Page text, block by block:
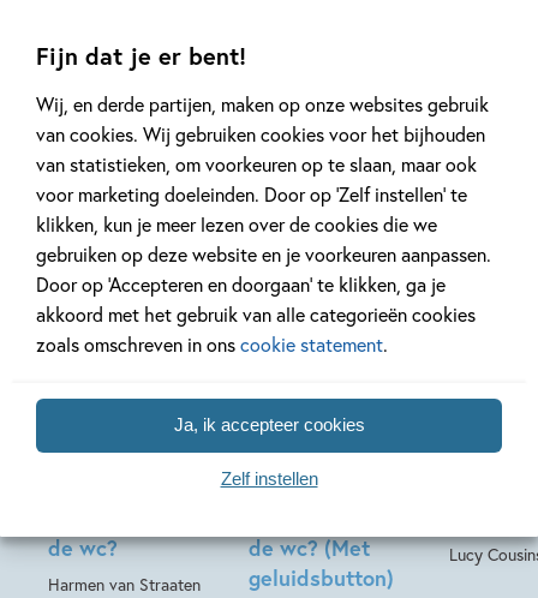
Fijn dat je er bent!
Wij, en derde partijen, maken op onze websites gebruik
van cookies. Wij gebruiken cookies voor het bijhouden
van statistieken, om voorkeuren op te slaan, maar ook
voor marketing doeleinden. Door op ‘Zelf instellen’ te
klikken, kun je meer lezen over de cookies die we
gebruiken op deze website en je voorkeuren aanpassen.
Door op ‘Accepteren en doorgaan’ te klikken, ga je
akkoord met het gebruik van alle categorieën cookies
zoals omschreven in onscookie statement.
Ja, ik accepteer cookies
Zelf instellen
ondeugende
rijmprentenboeken
de wc?
Harmen van Straaten
15,99
Hardcover
Grappige en
ondeugende
rijmprentenboeken
de wc? (Met
geluidsbutton)
19,99
mooiste
Lucy